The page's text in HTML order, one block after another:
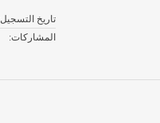
تاريخ التسجيل
المشاركات